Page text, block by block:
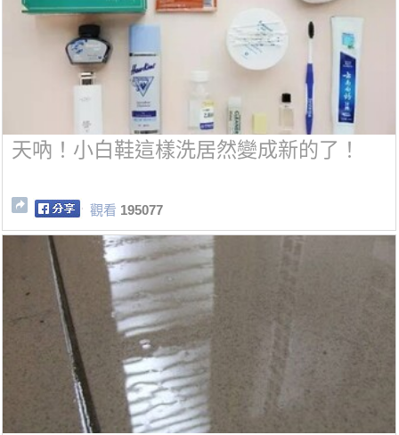
天吶！小白鞋這樣洗居然變成新的了！
觀看 195077